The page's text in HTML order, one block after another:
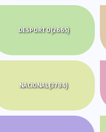
DESPORTO(2665)
NACIONAL(3784)